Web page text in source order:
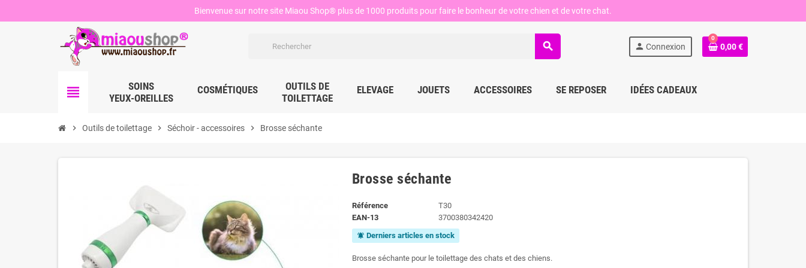
Bienvenue sur notre site Miaou Shop® plus de 1000 produits pour faire le bonheur de votre chien et de votre chat.
person Connexion
0
0,00 €
search
view_headline
SOINS
YEUX-OREILLES
COSMÉTIQUES
OUTILS DE
TOILETTAGE
ELEVAGE JOUETS ACCESSOIRES SE REPOSER IDÉES CADEAUX
chevron_right Outils de toilettage chevron_right Séchoir - accessoires chevron_right Brosse séchante
Brosse séchante
Référence
T30
EAN-13
3700380342420
notifications_active Derniers articles en stock
Brosse séchante pour le toilettage des chats et des chiens.